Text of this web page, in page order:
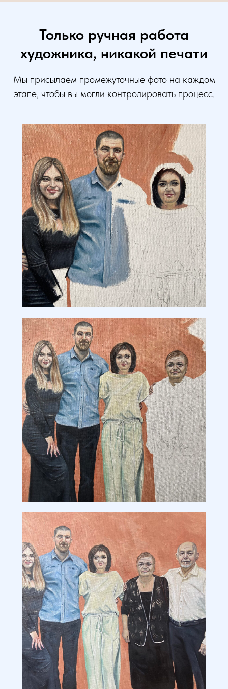
Только ручная работа
художника, никакой печати
Мы присылаем промежуточные фото на каждом
этапе, чтобы вы могли контролировать процесс.